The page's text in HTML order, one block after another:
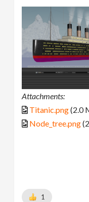
Attachments:
Titanic.png(2.0
Node_tree.png
1